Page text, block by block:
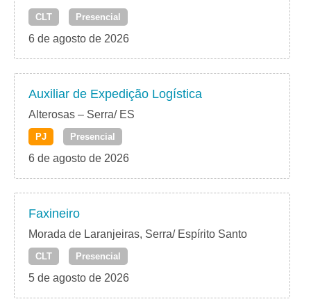
CLT Presencial
6 de agosto de 2026
Auxiliar de Expedição Logística
Alterosas – Serra/ ES
PJ Presencial
6 de agosto de 2026
Faxineiro
Morada de Laranjeiras, Serra/ Espírito Santo
CLT Presencial
5 de agosto de 2026